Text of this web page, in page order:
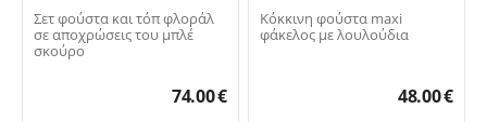
Σετ φούστα και τόπ φλοράλ
σε αποχρώσεις του μπλέ
σκούρο
74.00€
Κόκκινη φούστα maxi
φάκελος με λουλούδια
48.00€